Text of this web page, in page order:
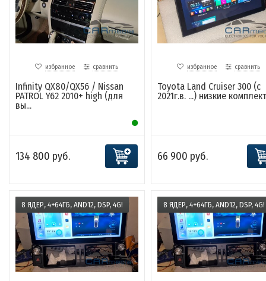
избранное сравнить
Infinity QX80/QX56 / Nissan
PATROL Y62 2010+ high (для
вы...
134 800 руб.
избранное сравнить
Toyota Land Cruiser 300 (с
2021г.в. ...) низкие
66 900 руб.
8 ЯДЕР, 4+64ГБ, AND12, DSP, 4G! 8 ЯДЕР, 4+64ГБ, AND12, DSP, 4G!